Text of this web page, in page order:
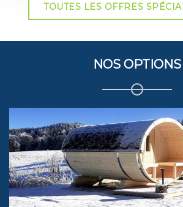
TOUTES LES OFFRES
NOS OPTIONS